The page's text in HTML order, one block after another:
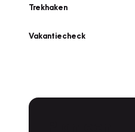
Trekhaken
Vakantiecheck